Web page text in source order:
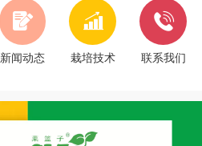
新闻动态 栽培技术 联系我们